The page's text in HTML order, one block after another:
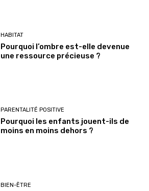
HABITAT
Pourquoi l’ombre est-elle devenue
une ressource précieuse ?
PARENTALITÉ POSITIVE
Pourquoi les enfants jouent-ils de
moins en moins dehors ?
BIEN-ÊTRE